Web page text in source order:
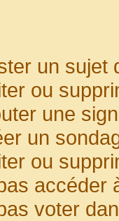
un sujet
ou
une
un
ou
accéder
voter